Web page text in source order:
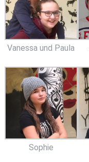
Vanessa und Paula
Sophie